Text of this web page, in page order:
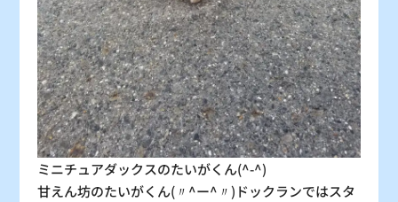
ミニチュアダックスのたいがくん(^-^)
甘えん坊のたいがくん(〃^ー^〃)ドックランではスタ